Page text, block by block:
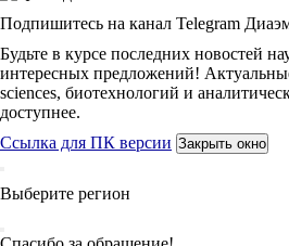
Подпишитесь на канал Telegram
Будьте в курсе последних новостей
интересных предложений!
sciences, биотехнологий и
доступнее.
Ссылка для ПК версии Закрыть окно
Выберите регион